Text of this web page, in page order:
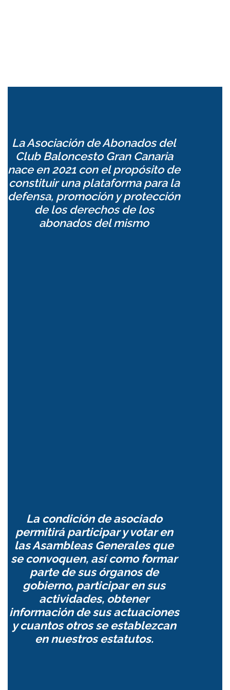
La Asociación de Abonados del
Club Baloncesto Gran Canaria
nace en 2021 con el propósito de
constituir una plataforma para la
defensa, promoción y protección
de los derechos de los
abonados del mismo
La condición de asociado
permitirá participar y votar en
las Asambleas Generales que
se convoquen, así como formar
parte de sus órganos de
gobierno, participar en sus
actividades, obtener
información de sus actuaciones
y cuantos otros se establezcan
en nuestros estatutos.